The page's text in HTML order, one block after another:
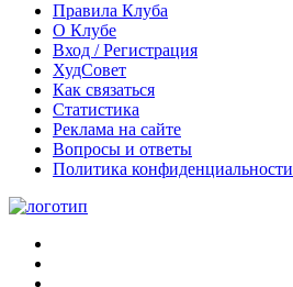
Правила Клуба
О Клубе
Вход / Регистрация
ХудСовет
Как связаться
Статистика
Реклама на сайте
Вопросы и ответы
Политика конфиденциальности